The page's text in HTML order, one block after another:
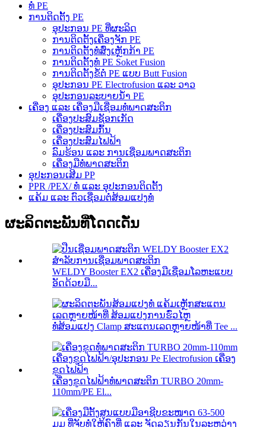
ທໍ່ PE
ການຕິດຕັ້ງ PE
ອຸປະກອນ PE ທີ່ຜະລິດ
ການຕິດຕັ້ງເຄື່ອງຈັກ PE
ການຕິດຕັ້ງທໍ່ສົ່ງເຫຼັກກ້າ PE
ການຕິດຕັ້ງທໍ່ PE Soket Fusion
ການຕິດຕັ້ງຂໍ້ຕໍ່ PE ແບບ Butt Fusion
ອຸປະກອນ PE Electrofusion ແລະ ວາວ
ອຸປະກອນລະບາຍນ້ຳ PE
ເຄື່ອງ ແລະ ເຄື່ອງມືເຊື່ອມທໍ່ພາດສະຕິກ
ເຄື່ອງປະສົມຊັອກເກັດ
ເຄື່ອງປະສົມກົ້ນ
ເຄື່ອງປະສົມໄຟຟ້າ
ລົມຮ້ອນ ແລະ ການເຊື່ອມພາດສະຕິກ
ເຄື່ອງມືທໍ່ພາດສະຕິກ
ອຸປະກອນເສີມ PP
PPR /PEX/ ທໍ່ ແລະ ອຸປະກອນຕິດຕັ້ງ
ແຄ້ມ ແລະ ຕົວເຊື່ອມຕໍ່ສ້ອມແປງທໍ່
ຜະລິດຕະພັນທີ່ໂດດເດັ່ນ
WELDY Booster EX2 ເຄື່ອງມືເຊື່ອມໂລຫະແບບ
ອັດດ້ວຍມື...
ທໍ່ສ້ອມແປງ Clamp ສະແຕນເລດຫຼາຍໜ້າທີ່ Tee ...
ເຄື່ອງຂູດໄຟຟ້າທໍ່ພາດສະຕິກ TURBO 20mm-
110mm/PE El...